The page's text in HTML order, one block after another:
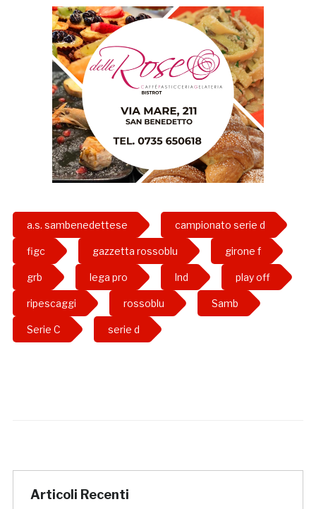
a.s. sambenedettese campionato serie d
figc gazzetta rossoblu girone f
grb lega pro lnd play off
ripescaggi rossoblu Samb
Serie C serie d
Articoli Recenti